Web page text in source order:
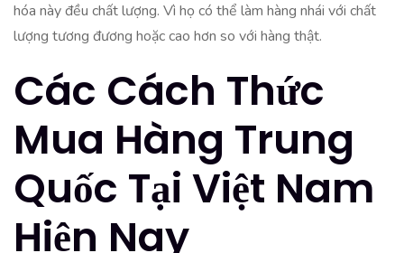
hóa này đều chất lượng. Vì họ có thể làm hàng nhái với chất
lượng tương đương hoặc cao hơn so với hàng thật.
Các Cách Thức
Mua Hàng Trung
Quốc Tại Việt Nam
Hiện Nay